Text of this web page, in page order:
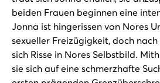
beiden Frauen beginnen eine
Jonna ist hingerissen von Nores
sexueller Freizügigkeit, doch
sich Risse in Nores Selbstbild.
sie sich auf eine schmerzhafte